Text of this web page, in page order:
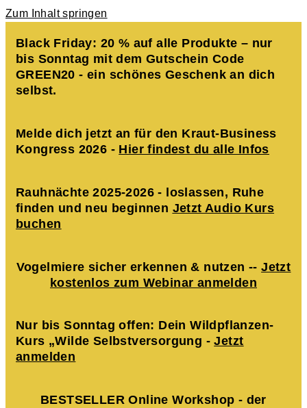
Zum Inhalt springen
Black Friday: 20 % auf alle Produkte – nur
bis Sonntag mit dem Gutschein Code
GREEN20 - ein schönes Geschenk an dich
selbst.
Melde dich jetzt an für den Kraut-Business
Kongress 2026 - Hier findest du alle Infos
Rauhnächte 2025-2026 - loslassen, Ruhe
finden und neu beginnen Jetzt Audio Kurs
buchen
Vogelmiere sicher erkennen & nutzen --Jetzt
kostenlos zum Webinar anmelden
Nur bis Sonntag offen: Dein Wildpflanzen-
Kurs „Wilde Selbstversorgung -Jetzt
anmelden
BESTSELLER Online Workshop - der